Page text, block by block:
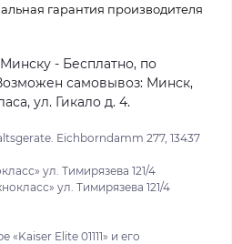
гарантия производителя
- Бесплатно, по
самовывоз: Минск,
ул. Гикало д. 4.
Eichborndamm 277, 13437
ул. Тимирязева 121/4
ул. Тимирязева 121/4
Elite 01111» и его